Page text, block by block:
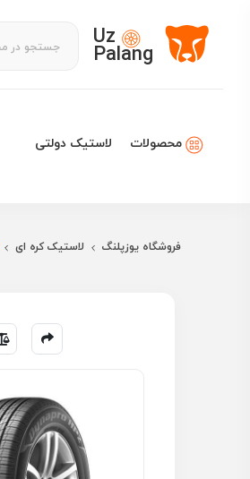
Uz
Palang
محصولات لاستیک دولتی
فروشگاه یوزپلنگ لاستیک کره ای